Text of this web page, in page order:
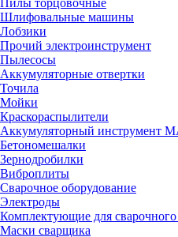
Пилы торцовочные
Шлифовальные машины
Лобзики
Прочий электроинструмент
Пылесосы
Аккумуляторные отвертки
Точила
Мойки
Краскораспылители
Аккумуляторный инструмент
Бетономешалки
Зернодробилки
Виброплиты
Сварочное оборудование
Электроды
Комплектующие для сварочного
Маски сварщика